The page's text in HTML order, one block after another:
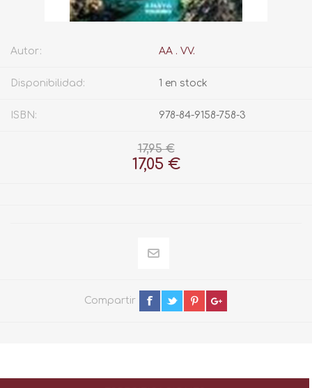
Autor: AA . VV.
Disponibilidad: 1 en stock
ISBN: 978-84-9158-758-3
17,95 €
17,05 €
Compartir